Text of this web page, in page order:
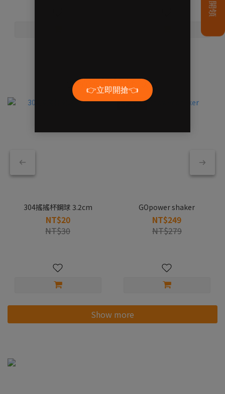
🥤精選搖搖杯款🥤
304搖搖杯鋼球 3.2cm
NT$20
NT$30
GOpower shaker
NT$249
NT$279
Show more